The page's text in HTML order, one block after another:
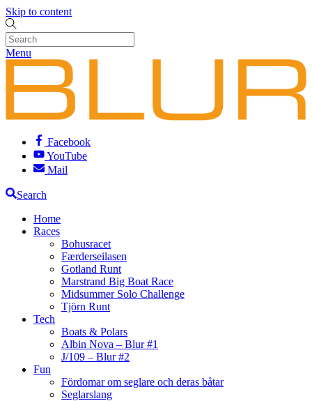
Skip to content
Menu
Facebook
YouTube
Mail
Search
Home
Races
Bohusracet
Færderseilasen
Gotland Runt
Marstrand Big Boat Race
Midsummer Solo Challenge
Tjörn Runt
Tech
Boats & Polars
Albin Nova – Blur #1
J/109 – Blur #2
Fun
Fördomar om seglare och deras båtar
Seglarslang